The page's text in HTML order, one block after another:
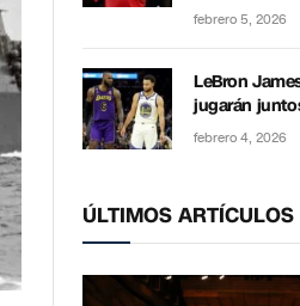
febrero 5, 2026
LeBron
jugarán
febrero 4, 2026
ÚLTIMOS ARTÍCULOS